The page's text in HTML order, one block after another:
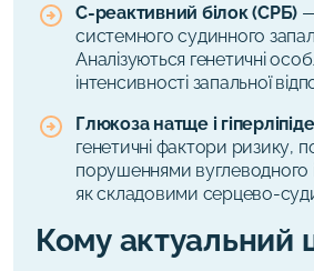
С-реактивний білок (СРБ)
системного судинного
Аналізуються генетичні
інтенсивності запальної
Глюкоза натще і
генетичні фактори ризику,
порушеннями вуглеводного і
як складовими серцево-
Кому актуальний